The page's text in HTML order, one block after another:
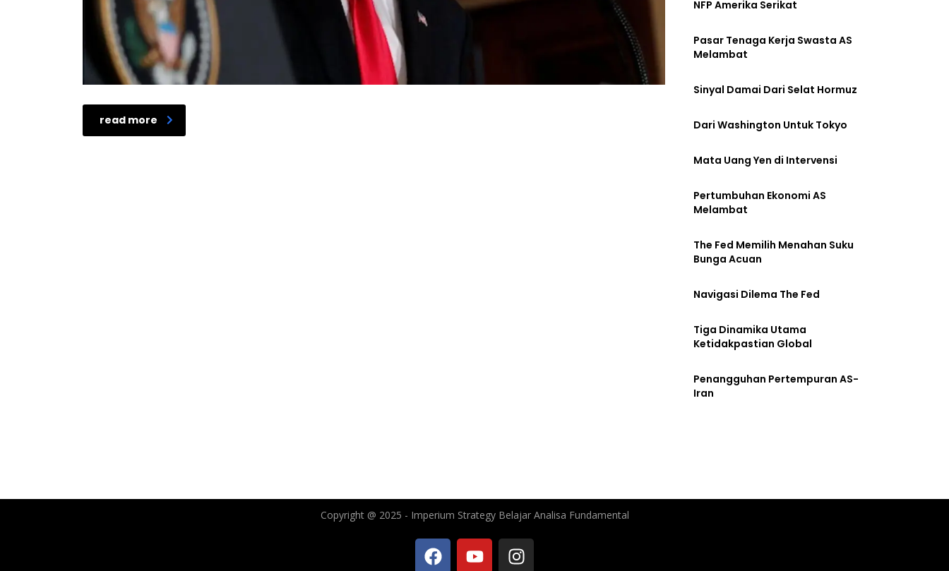
read more
NFP Amerika Serikat
Pasar Tenaga Kerja Swasta AS
Melambat
Sinyal Damai Dari Selat Hormuz
Dari Washington Untuk Tokyo
Mata Uang Yen di Intervensi
Pertumbuhan Ekonomi AS
Melambat
The Fed Memilih Menahan Suku
Bunga Acuan
Navigasi Dilema The Fed
Tiga Dinamika Utama
Ketidakpastian Global
Penangguhan Pertempuran AS-
Iran
Copyright @ 2025 - Imperium Strategy Belajar Analisa Fundamental